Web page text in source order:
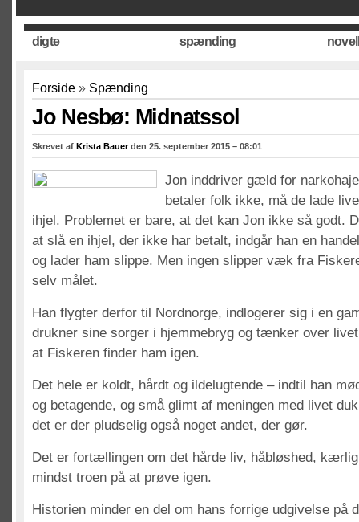
digte spænding
Forside » Spænding
Jo Nesbø: Midnatssol
Skrevet af Krista Bauerden 25. september 2015 – 08:01
Jon inddriver gæld for
betaler folk ikke, må de lade
ihjel. Problemet er bare, at det kan Jon ikke så godt.
at slå en ihjel, der ikke har betalt, indgår han en
og lader ham slippe. Men ingen slipper væk fra
selv målet.
Han flygter derfor til Nordnorge, indlogerer sig i en
drukner sine sorger i hjemmebryg og tænker over
at Fiskeren finder ham igen.
Det hele er koldt, hårdt og ildelugtende – indtil han
og betagende, og små glimt af meningen med livet
det er der pludselig også noget andet, der gør.
Det er fortællingen om det hårde liv, håbløshed,
mindst troen på at prøve igen.
Historien minder en del om hans forrige udgivelse på